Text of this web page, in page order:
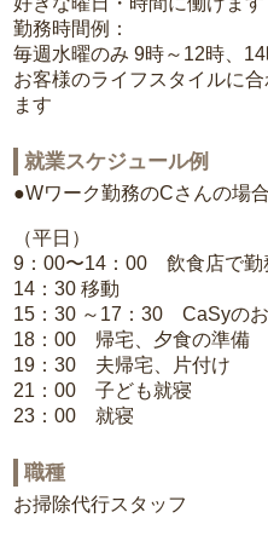
勤務時間例：
毎週水曜のみ 9時～12時、
お客様のライフスタイルに
ます
就業スケジュール例
●Wワーク勤務のCさんの場合
（平日）
9：00〜14：00 飲食店で勤
14：30 移動
15：30 ～17：30 CaSyの
18：00 帰宅、夕食の準備
19：30 夫帰宅、片付け
21：00 子ども就寝
23：00 就寝
職種
お掃除代行スタッフ